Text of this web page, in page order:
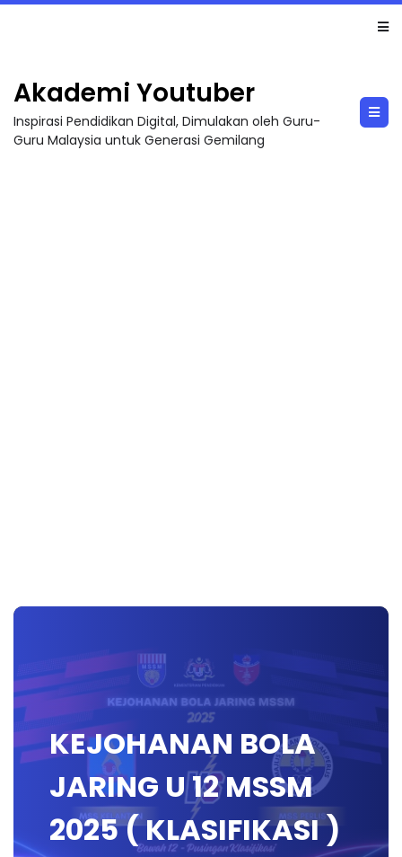
Akademi Youtuber
Inspirasi Pendidikan Digital, Dimulakan oleh Guru-
Guru Malaysia untuk Generasi Gemilang
KEJOHANAN BOLA
JARING U 12 MSSM
2025 ( KLASIFIKASI )